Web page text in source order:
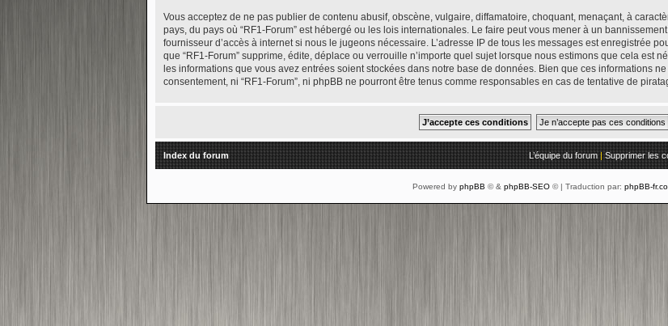
Vous acceptez de ne pas publier de contenu abusif, obscène, vulgaire, diffamatoire, choquant, menaçant, à
pays, du pays où “RF1-Forum” est hébergé ou les lois internationales. Le faire peut vous mener à un
fournisseur d’accès à internet si nous le jugeons nécessaire. L’adresse IP de tous les messages est enregistrée
que “RF1-Forum” supprime, édite, déplace ou verrouille n’importe quel sujet lorsque nous estimons que cela est
les informations que vous avez entrées soient stockées dans notre base de données. Bien que ces informations
consentement, ni “RF1-Forum”, ni phpBB ne pourront être tenus comme responsables en cas de tentative de
Index du forum L’équipe du forum |Supprimer les
Powered by phpBB © & phpBB-SEO © | Traduction par: phpBB-